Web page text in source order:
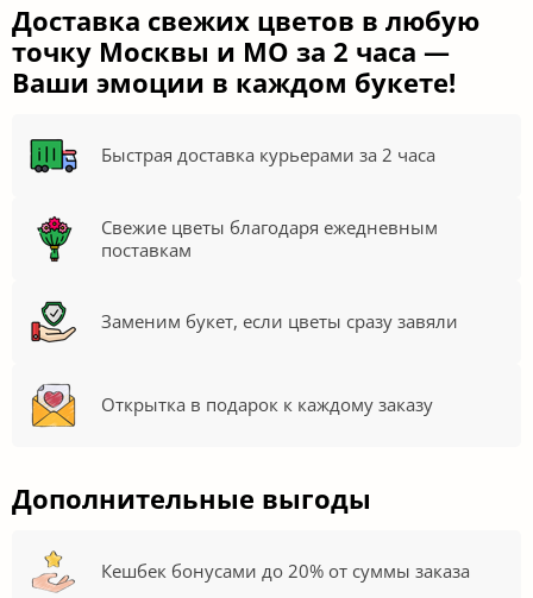
Доставка свежих цветов в любую
точку Москвы и МО за 2 часа —
Ваши эмоции в каждом букете!
Быстрая доставка курьерами за 2 часа
Свежие цветы благодаря ежедневным
поставкам
Заменим букет, если цветы сразу завяли
Открытка в подарок к каждому заказу
Дополнительные выгоды
Кешбек бонусами до 20% от суммы заказа